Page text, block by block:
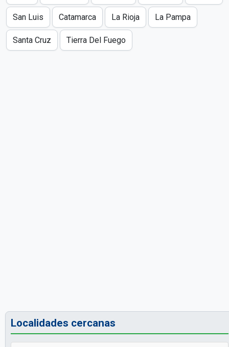
San Luis Catamarca La Rioja La Pampa
Santa Cruz Tierra Del Fuego
Localidades cercanas